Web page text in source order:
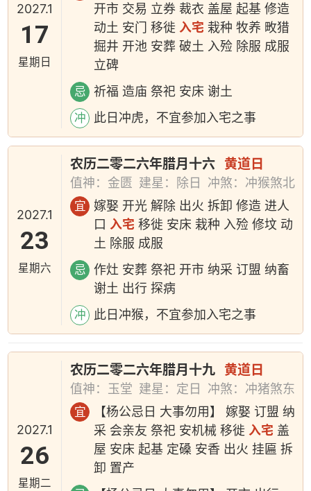
2027.1
17
星期日
开市 交易 立券 裁衣 盖屋 起基 修造
动土 安门 移徙入宅 栽种 牧养 畋猎
掘井 开池 安葬 破土 入殓 除服 成服
立碑
忌 祈福 造庙 祭祀 安床 谢土
冲 此日冲虎，不宜参加入宅之事
2027.1
23
星期六
农历二零二六年腊月十六 黄道日
值神：金匮 建星：除日 冲煞：冲猴煞北
宜
嫁娶 开光 解除 出火 拆卸 修造 进人
口 入宅 移徙 安床 栽种 入殓 修坟 动
土 除服 成服
忌
作灶 安葬 祭祀 开市 纳采 订盟 纳畜
谢土 出行 探病
冲 此日冲猴，不宜参加入宅之事
2027.1
26
星期二
农历二零二六年腊月十九 黄道日
值神：玉堂 建星：定日 冲煞：冲猪煞东
宜
【杨公忌日 大事勿用】 嫁娶 订盟 纳
采 会亲友 祭祀 安机械 移徙 入宅 盖
屋 安床 起基 定磉 安香 出火 挂匾 拆
卸 置产